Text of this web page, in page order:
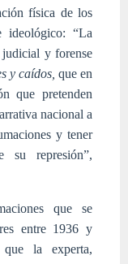
física de los
ideológico: “La
judicial y forense
y caídos, que en
que pretenden
nacional a
y tener
su represión”,
que se
entre 1936 y
la experta,